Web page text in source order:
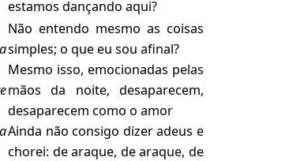
estamos dançando aqui?
Não entendo mesmo as coisas
simples; o que eu sou afinal?
Mesmo isso, emocionadas pelas
mãos da noite, desaparecem,
desaparecem como o amor
Ainda não consigo dizer adeus e
chorei: de araque, de araque, de